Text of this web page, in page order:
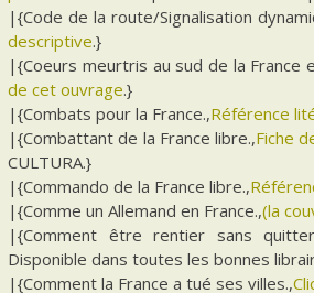
|{Code de la route/Signalisation
descriptive.}
|{Coeurs meurtris au sud de la France
de cet ouvrage.}
|{Combats pour la France.,Référence
|{Combattant de la France libre.,Fiche
CULTURA.}
|{Commando de la France libre.,
|{Comme un Allemand en France.,(la
|{Comment être rentier sans
Disponible dans toutes les bonnes
|{Comment la France a tué ses villes.,